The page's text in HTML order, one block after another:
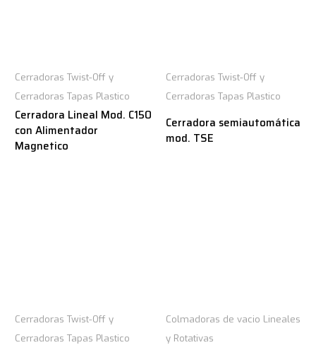
Cerradoras Twist-Off y
Cerradoras Tapas Plastico
Cerradora Lineal Mod. C150
con Alimentador
Magnetico
Cerradoras Twist-Off y
Cerradoras Tapas Plastico
Cerradora semiautomática
mod. TSE
Cerradoras Twist-Off y
Cerradoras Tapas Plastico
Colmadoras de vacio Lineales
y Rotativas